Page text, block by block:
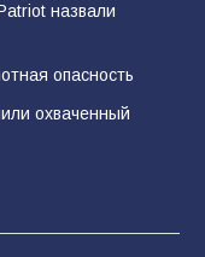
назвали
опасность
охваченный